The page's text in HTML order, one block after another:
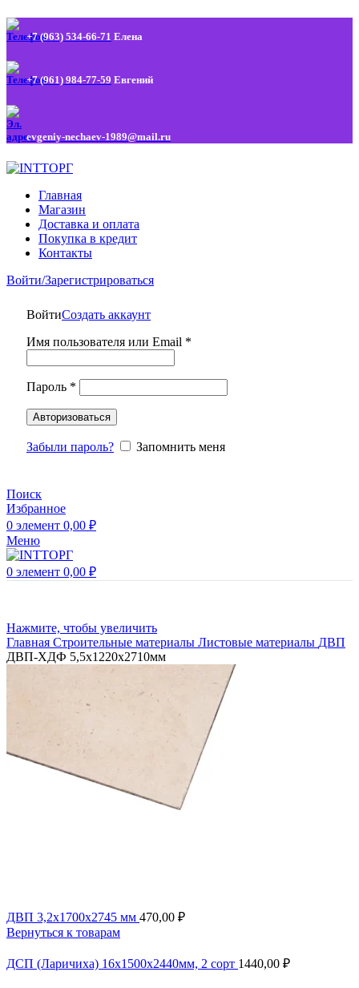
+7 (963) 534-66-71 Елена
+7 (961) 984-77-59 Евгений
evgeniy-nechaev-1989@mail.ru
Главная
Магазин
Доставка и оплата
Покупка в кредит
Контакты
Войти/Зарегистрироваться
ВойтиСоздать аккаунт
Имя пользователя или Email *
Пароль *
Авторизоваться
Забыли пароль? Запомнить меня
Поиск
Избранное
0 элемент 0,00 ₽
Меню
0 элемент 0,00 ₽
Нажмите, чтобы увеличить
Главная Строительные материалы Листовые материалы ДВП
ДВП-ХДФ 5,5х1220х2710мм
ДВП 3,2х1700х2745 мм 470,00 ₽
Вернуться к товарам
ДСП (Ларичиха) 16х1500х2440мм, 2 сорт 1440,00 ₽